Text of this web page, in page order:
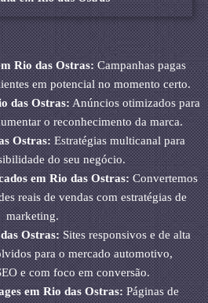
Rio das Ostras:Campanhas pagas
em potencial no momento certo.
das Ostras:Anúncios otimizados para
o reconhecimento da marca.
Ostras:Estratégias multicanal para
do seu negócio.
em Rio das Ostras:Convertemos
reais de vendas com estratégias de
marketing.
Ostras:Sites responsivos e de alta
para o mercado automotivo,
e com foco em conversão.
em Rio das Ostras:Páginas de